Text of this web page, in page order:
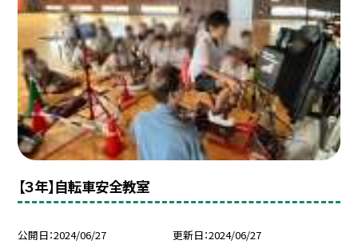
【３年】自転車安全教室
公開日 2024/06/27 更新日 2024/06/27